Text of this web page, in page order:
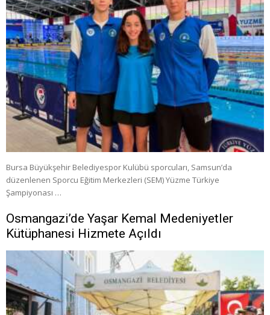
Bursa Büyükşehir Belediyespor Kulübü sporcuları, Samsun’da
düzenlenen Sporcu Eğitim Merkezleri (SEM) Yüzme Türkiye
Şampiyonası …
Osmangazi’de Yaşar Kemal Medeniyetler
Kütüphanesi Hizmete Açıldı